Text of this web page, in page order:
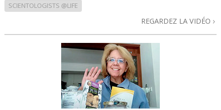
SCIENTOLOGISTS @LIFE
REGARDEZ LA VIDÉO